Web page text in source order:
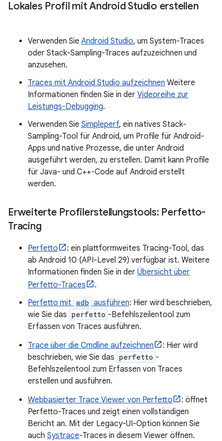
Lokales Profil mit Android Studio erstellen
Verwenden Sie Android Studio, um System-Traces
oder Stack-Sampling-Traces aufzuzeichnen und
anzusehen.
Traces mit Android Studio aufzeichnen Weitere
Informationen finden Sie in der Videoreihe zur
Leistungs-Debugging.
Verwenden Sie Simpleperf, ein natives Stack-
Sampling-Tool für Android, um Profile für Android-
Apps und native Prozesse, die unter Android
ausgeführt werden, zu erstellen. Damit kann Profile
für Java- und C++-Code auf Android erstellt
werden.
Erweiterte Profilerstellungstools: Perfetto-
Tracing
Perfetto
: ein plattformweites Tracing-Tool, das
ab Android 10 (API-Level 29) verfügbar ist. Weitere
Informationen finden Sie in der Übersicht über
Perfetto-Traces
.
Perfetto mit adb ausführen: Hier wird beschrieben,
wie Sie das perfetto -Befehlszeilentool zum
Erfassen von Traces ausführen.
Trace über die Cmdline aufzeichnen
: Hier wird
beschrieben, wie Sie das perfetto -
Befehlszeilentool zum Erfassen von Traces
erstellen und ausführen.
Webbasierter Trace Viewer von Perfetto
: öffnet
Perfetto-Traces und zeigt einen vollständigen
Bericht an. Mit der Legacy-UI-Option können Sie
auch Systrace-Traces in diesem Viewer öffnen.